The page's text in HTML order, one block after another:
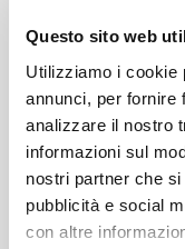
Questo sito web
Utilizziamo i cookie
annunci, per fornire
analizzare il nostro
informazioni sul
nostri partner che
pubblicità e social
con altre
Art Blakey
4 Let's Take 16
Art Blakey
Drums In
Art Blakey
6 Lover
Art Blakey